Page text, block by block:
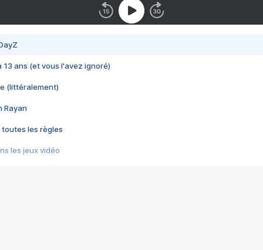
13 ans (et vous l'avez ignoré)
(littéralement)
Rayan
toutes les règles
les jeux vidéo